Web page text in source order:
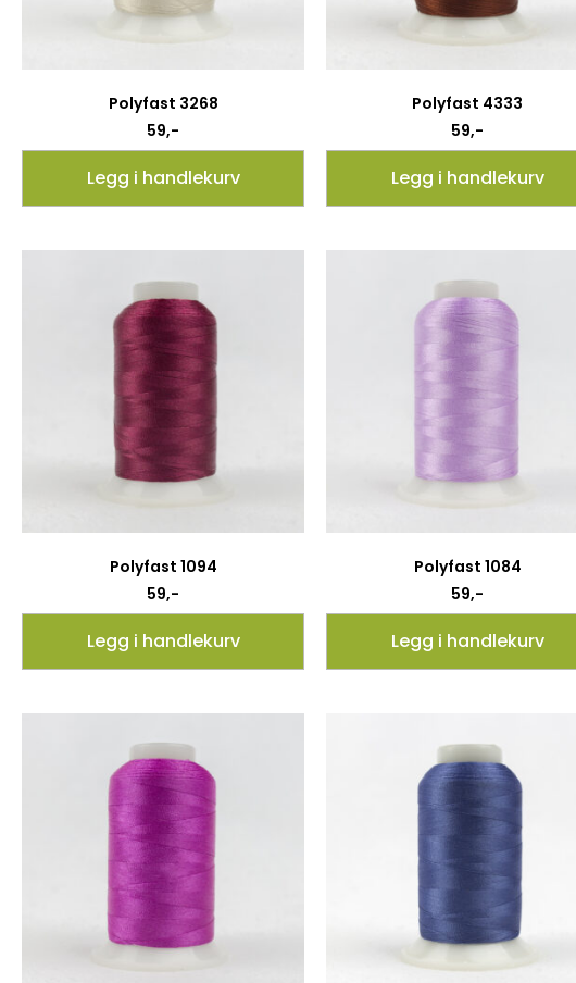
Polyfast 3268
59,-
Legg i handlekurv
Polyfast 4333
59,-
Legg i handlekurv
Polyfast 1094
59,-
Legg i handlekurv
Polyfast 1084
59,-
Legg i handlekurv